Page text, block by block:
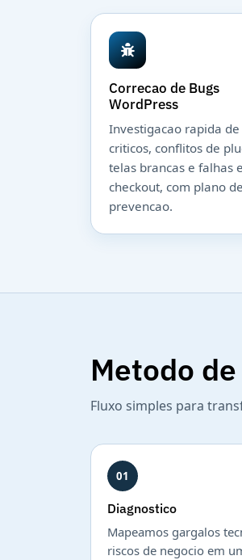
Correcao de Bugs
WordPress
Investigacao rapida
criticos, conflitos de
telas brancas e falhas
checkout, com plano de
prevencao.
Metodo
Fluxo simples para
01
Diagnostico
Mapeamos gargalos
riscos de negocio em